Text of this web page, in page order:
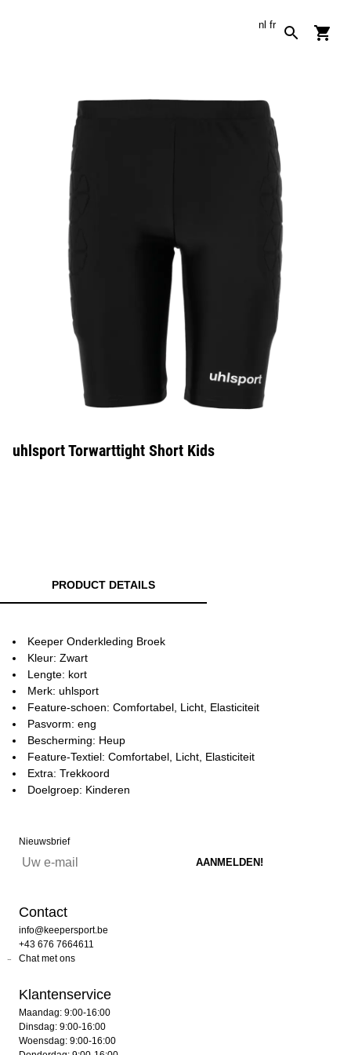
nl fr
uhlsport Torwarttight Short Kids
PRODUCT DETAILS
Keeper Onderkleding Broek
Kleur: Zwart
Lengte: kort
Merk: uhlsport
Feature-schoen: Comfortabel, Licht, Elasticiteit
Pasvorm: eng
Bescherming: Heup
Feature-Textiel: Comfortabel, Licht, Elasticiteit
Extra: Trekkoord
Doelgroep: Kinderen
Nieuwsbrief
Contact
info@keepersport.be
+43 676 7664611
Chat met ons
Klantenservice
Maandag: 9:00-16:00
Dinsdag: 9:00-16:00
Woensdag: 9:00-16:00